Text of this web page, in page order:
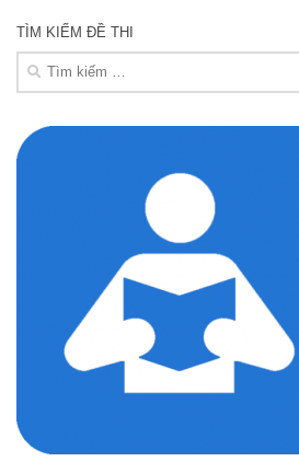
TÌM KIẾM ĐỀ THI
Tìm
kiếm